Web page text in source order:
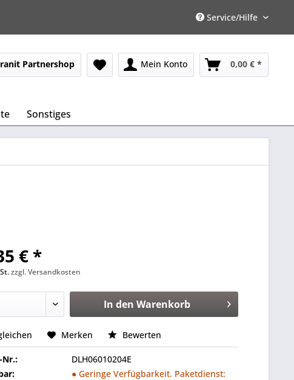
Service/Hilfe
Partnershop Mein Konto 0,00 € *
Sonstiges
€ *
zzgl. Versandkosten
In den Warenkorb
Merken Bewerten
DLH06010204E
● Geringe Verfügbarkeit. Paketdienst: